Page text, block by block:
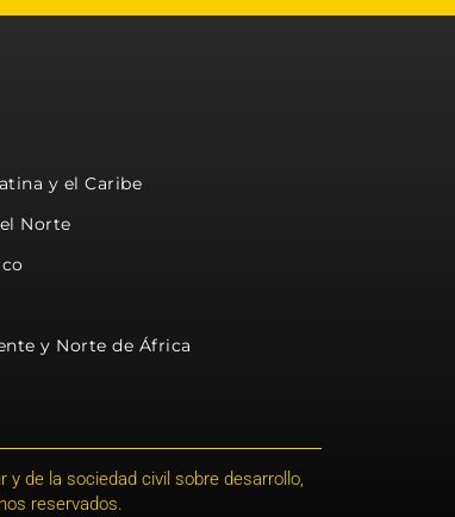
y el Caribe
Norte
y Norte de África
de la sociedad civil sobre desarrollo,
reservados.